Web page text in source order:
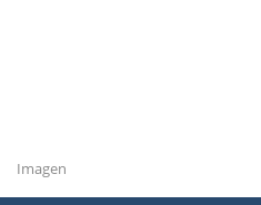
Imagen